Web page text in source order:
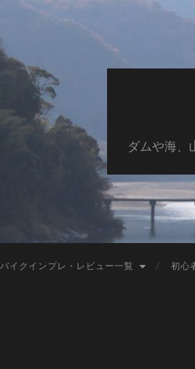
ダムや海、
バイクインプレ・レビュー一覧 初心